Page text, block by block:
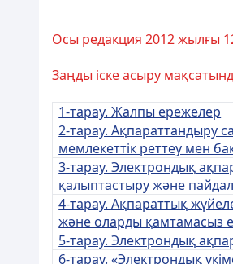
Осы редакция 2012 жылғы 12
Заңды іске асыру
1-тарау. Жалпы ережелер
2-тарау. Ақпараттандыру
мемлекеттік реттеу мен
3-тарау. Электрондық
қалыптастыру және
4-тарау. Ақпараттық
және оларды қамтамасыз
5-тарау. Электрондық
6-тарау. «Электрондық